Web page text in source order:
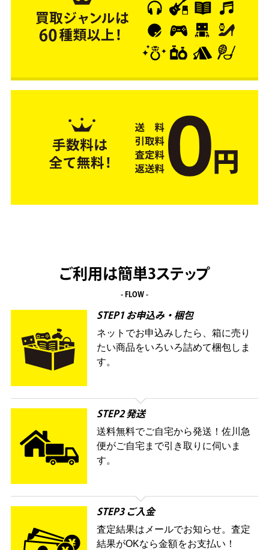
ご利用は簡単3ステップ
- FLOW -
STEP1 お申込み・梱包
ネットでお申込みしたら、箱に売り
たい商品をいろいろ詰めて梱包しま
す。
STEP2 発送
送料無料でご自宅から発送！佐川急
便がご自宅まで引き取りに伺いま
す。
STEP3 ご入金
査定結果はメールでお知らせ。査定
結果がOKなら金額をお支払い！